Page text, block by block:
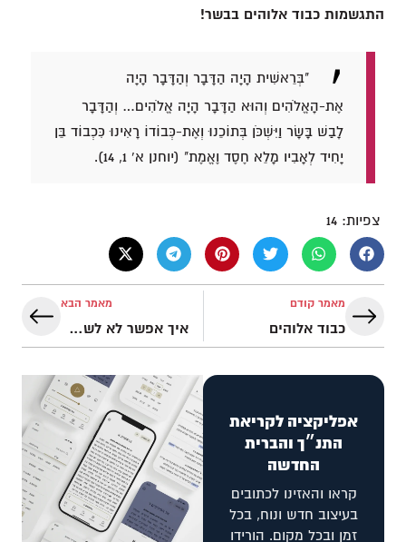
התגשמות כבוד אלוהים בבשר!
"בְּרֵאשִׁית הָיָה הַדָּבָר וְהַדָּבָר הָיָה
אֶת-הָאֱלֹהִים וְהוּא הַדָּבָר הָיָה אֱלֹהִים… וְהַדָּבָר
לָבַשׁ בָּשָׂר וַיִּשְׁכֹּן בְּתוֹכֵנוּ וְאֶת-כְּבוֹדוֹ רָאִינוּ כִּכְבוֹד בֵּן
יָחִיד לְאָבִיו מָלֵא חֶסֶד וֶאֱמֶת" (יוחנן א' 1, 14).
צפיות: 14
מאמר קודם
כבוד אלוהים
מאמר הבא
איך אפשר לא לשבח את ה׳ אחרי זה?
אפליקציה לקריאת
התנ״ך והברית
החדשה
קראו והאזינו לכתובים
בעיצוב חדש ונוח, בכל
זמן ובכל מקום. הורידו